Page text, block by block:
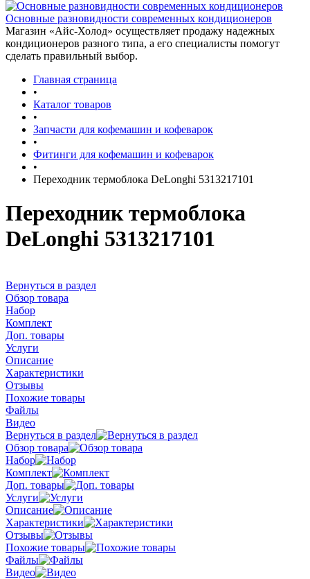
Основные разновидности современных кондиционеров
Магазин «Айс-Холод» осуществляет продажу надежных
кондиционеров разного типа, а его специалисты помогут
сделать правильный выбор.
Главная страница
•
Каталог товаров
•
Запчасти для кофемашин и кофеварок
•
Фитинги для кофемашин и кофеварок
•
Переходник термоблока DeLonghi 5313217101
Переходник термоблока
DeLonghi 5313217101
Вернуться в раздел
Обзор товара
Набор
Комплект
Доп. товары
Услуги
Описание
Характеристики
Отзывы
Похожие товары
Файлы
Видео
Вернуться в раздел
Обзор товара
Набор
Комплект
Доп. товары
Услуги
Описание
Характеристики
Отзывы
Похожие товары
Файлы
Видео